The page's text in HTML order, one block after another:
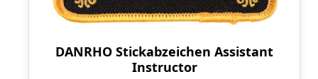
DANRHO Stickabzeichen Assistant
Instructor